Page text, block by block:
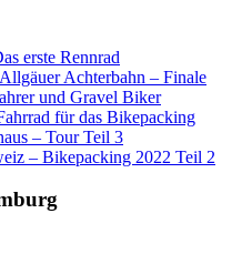
erste Rennrad
Achterbahn – Finale
und Gravel Biker
für das Bikepacking
– Tour Teil 3
– Bikepacking 2022 Teil 2